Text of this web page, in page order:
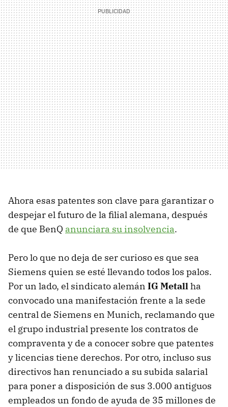
Ahora esas patentes son clave para garantizar o
despejar el futuro de la filial alemana, después
de que BenQ anunciara su insolvencia.
Pero lo que no deja de ser curioso es que sea
Siemens quien se esté llevando todos los palos.
Por un lado, el sindicato alemán IG Metallha
convocado una manifestación frente a la sede
central de Siemens en Munich, reclamando que
el grupo industrial presente los contratos de
compraventa y de a conocer sobre que patentes
y licencias tiene derechos. Por otro, incluso sus
directivos han renunciado a su subida salarial
para poner a disposición de sus 3.000 antiguos
empleados un fondo de ayuda de 35 millones de